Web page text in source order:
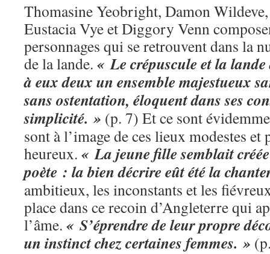
Thomasine Yeobright, Damon
Eustacia Vye et Diggory Venn
personnages qui se retrouvent dans la
de la lande. « Le crépuscule et la
à eux deux un ensemble majestueux
sans ostentation, éloquent dans ses
simplicité. » (p. 7) Et ce sont
sont à l’image de ces lieux modestes
heureux. « La jeune fille semblait
poète : la bien décrire eût été la
ambitieux, les inconstants et les
place dans ce recoin d’Angleterre qui
l’âme. « S’éprendre de leur propre
un instinct chez certaines femmes. »